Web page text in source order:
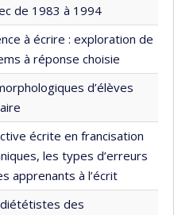
de 1983 à 1994
à écrire : exploration de
à réponse choisie
d’élèves
écrite en francisation
les types d’erreurs
apprenants à l’écrit
des